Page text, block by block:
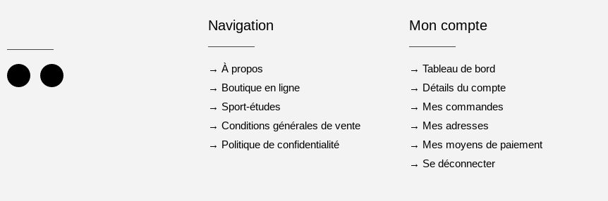
Navigation
→ À propos
→ Boutique en ligne
→ Sport-études
→ Conditions générales de vente
→ Politique de confidentialité
Mon compte
→ Tableau de bord
→ Détails du compte
→ Mes commandes
→ Mes adresses
→ Mes moyens de paiement
→ Se déconnecter